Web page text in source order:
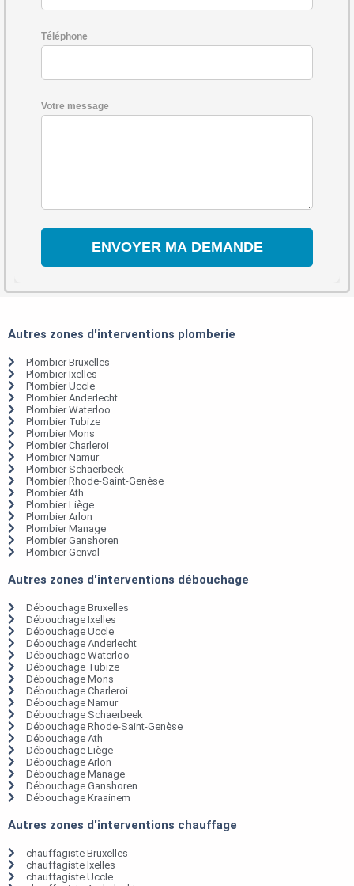
Téléphone
Votre message
Autres zones d'interventions plomberie
Plombier Bruxelles
Plombier Ixelles
Plombier Uccle
Plombier Anderlecht
Plombier Waterloo
Plombier Tubize
Plombier Mons
Plombier Charleroi
Plombier Namur
Plombier Schaerbeek
Plombier Rhode-Saint-Genèse
Plombier Ath
Plombier Liège
Plombier Arlon
Plombier Manage
Plombier Ganshoren
Plombier Genval
Autres zones d'interventions débouchage
Débouchage Bruxelles
Débouchage Ixelles
Débouchage Uccle
Débouchage Anderlecht
Débouchage Waterloo
Débouchage Tubize
Débouchage Mons
Débouchage Charleroi
Débouchage Namur
Débouchage Schaerbeek
Débouchage Rhode-Saint-Genèse
Débouchage Ath
Débouchage Liège
Débouchage Arlon
Débouchage Manage
Débouchage Ganshoren
Débouchage Kraainem
Autres zones d'interventions chauffage
chauffagiste Bruxelles
chauffagiste Ixelles
chauffagiste Uccle